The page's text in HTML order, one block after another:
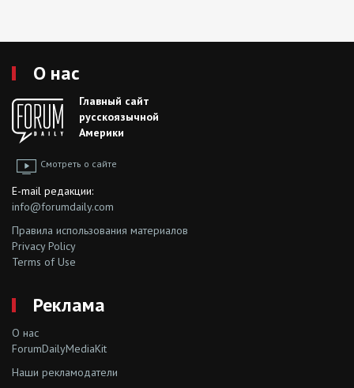
О нас
Главный сайт
русскоязычной
Америки
Смотреть о сайте
E-mail редакции:
info@forumdaily.com
Правила использования материалов
Privacy Policy
Terms of Use
Реклама
О нас
ForumDailyMediaKit
Наши рекламодатели